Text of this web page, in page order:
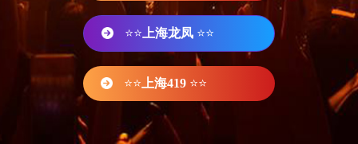
⭐⭐ 上海龙凤 ⭐⭐
⭐⭐ 上海419 ⭐⭐